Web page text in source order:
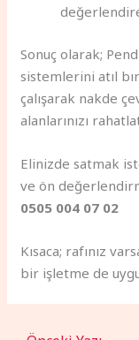
Sonuç olarak;
sistemlerini atıl
çalışarak nakde
alanlarınızı
Elinizde satmak
ve ön
0505 004 07 02
Kısaca; rafınız
bir işletme de